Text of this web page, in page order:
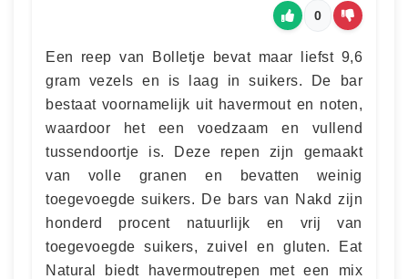
0
Een reep van Bolletje bevat maar liefst 9,6
gram vezels en is laag in suikers. De bar
bestaat voornamelijk uit havermout en noten,
waardoor het een voedzaam en vullend
tussendoortje is. Deze repen zijn gemaakt
van volle granen en bevatten weinig
toegevoegde suikers. De bars van Nakd zijn
honderd procent natuurlijk en vrij van
toegevoegde suikers, zuivel en gluten. Eat
Natural biedt havermoutrepen met een mix